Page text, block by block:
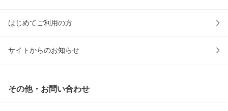
はじめてご利用の方
サイトからのお知らせ
その他・お問い合わせ